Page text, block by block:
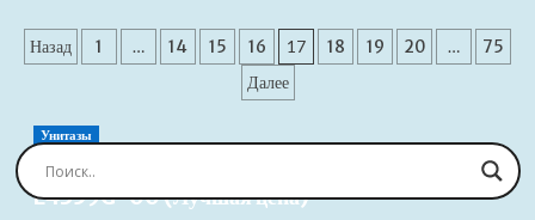
раковины
Пагинация
Назад 1 … 14 15 16 17 18 19 20 …
75
Далее
Унитазы
Сиденье для унитаза Jacob Delafon Brive
E4359G-00 (Лучшая цена)